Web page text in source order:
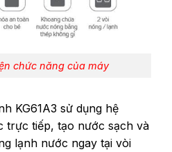
chức năng của máy
KG61A3 sử dụng hệ
trực tiếp, tạo nước sạch và
lạnh nước ngay tại vòi